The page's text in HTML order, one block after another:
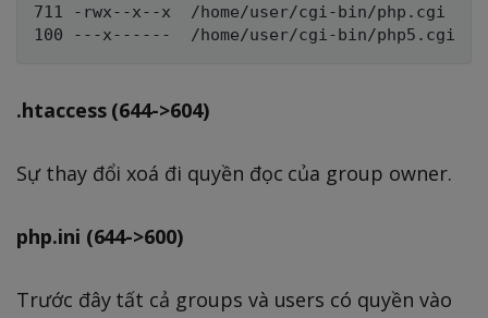
711 -rwx--x--x  /home/user/cgi-bin/php.cgi
.htaccess (644->604)
Sự thay đổi xoá đi quyền đọc của group owner.
php.ini (644->600)
Trước đây tất cả groups và users có quyền vào